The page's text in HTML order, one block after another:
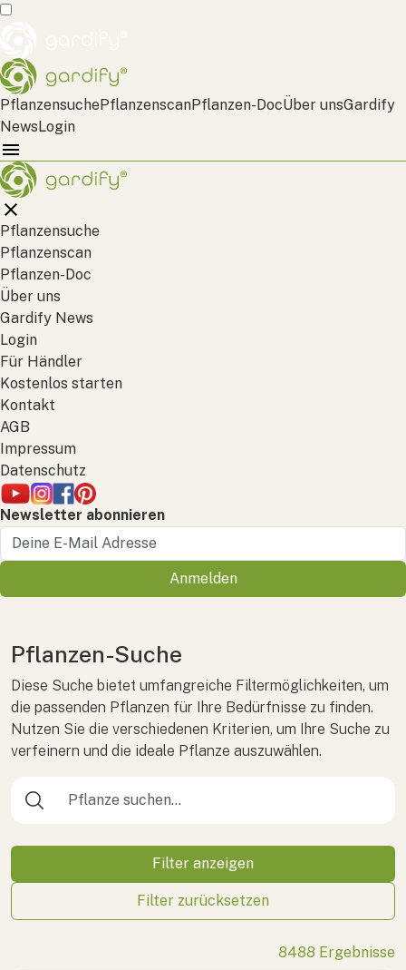
PflanzensuchePflanzenscanPflanzen-DocÜber unsGardify
NewsLogin
Pflanzensuche
Pflanzenscan
Pflanzen-Doc
Über uns
Gardify News
Login
Für Händler
Kostenlos starten
Kontakt
AGB
Impressum
Datenschutz
Newsletter abonnieren
Anmelden
Pflanzen-Suche
Diese Suche bietet umfangreiche Filtermöglichkeiten, um
die passenden Pflanzen für Ihre Bedürfnisse zu finden.
Nutzen Sie die verschiedenen Kriterien, um Ihre Suche zu
verfeinern und die ideale Pflanze auszuwählen.
Filter anzeigen
Filter zurücksetzen
8488 Ergebnisse